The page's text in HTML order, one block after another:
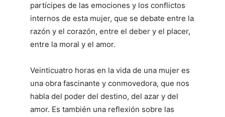
partícipes de las emociones y los conflictos
internos de esta mujer, que se debate entre la
razón y el corazón, entre el deber y el placer,
entre la moral y el amor.
Veinticuatro horas en la vida de una mujer es
una obra fascinante y conmovedora, que nos
habla del poder del destino, del azar y del
amor. Es también una reflexión sobre las